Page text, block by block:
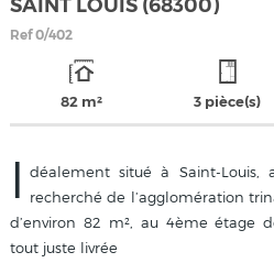
Ref0/402
82 m² 3 pièce(s)
I déalement situé à Saint-
recherché de l’agglomération
d’environ 82 m², au 4ème étage
tout juste livrée